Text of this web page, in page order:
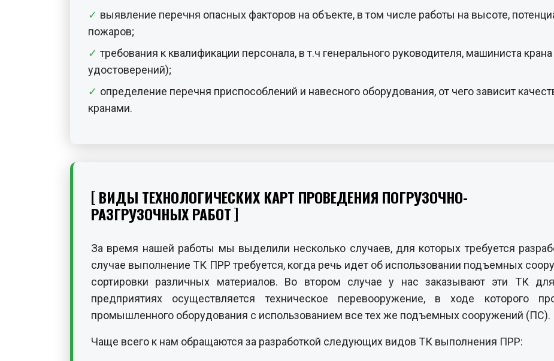
выявление перечня опасных факторов на объекте, в том числе работы на высоте,
пожаров;
требования к квалификации персонала, в т.ч генерального руководителя, машиниста
удостоверений);
определение перечня приспособлений и навесного оборудования, от чего зависит
кранами.
ВИДЫ ТЕХНОЛОГИЧЕСКИХ КАРТ ПРОВЕДЕНИЯ ПОГРУЗОЧНО-
РАЗГРУЗОЧНЫХ РАБОТ
За время нашей работы мы выделили несколько случаев, для которых требуется
случае выполнение ТК ПРР требуется, когда речь идет об использовании подъемных
сортировки различных материалов. Во втором случае у нас заказывают эти ТК
предприятиях осуществляется техническое перевооружение, в ходе которого
промышленного оборудования с использованием все тех же подъемных сооружений (ПС).
Чаще всего к нам обращаются за разработкой следующих видов ТК выполнения ПРР: